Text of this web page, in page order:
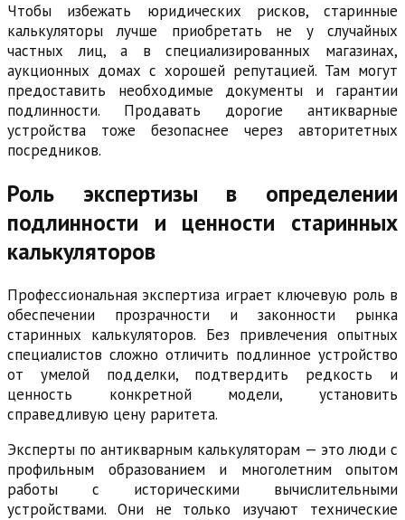
Чтобы избежать юридических рисков, старинные
калькуляторы лучше приобретать не у случайных
частных лиц, а в специализированных магазинах,
аукционных домах с хорошей репутацией. Там могут
предоставить необходимые документы и гарантии
подлинности. Продавать дорогие антикварные
устройства тоже безопаснее через авторитетных
посредников.
Роль экспертизы в определении
подлинности и ценности старинных
калькуляторов
Профессиональная экспертиза играет ключевую роль в
обеспечении прозрачности и законности рынка
старинных калькуляторов. Без привлечения опытных
специалистов сложно отличить подлинное устройство
от умелой подделки, подтвердить редкость и
ценность конкретной модели, установить
справедливую цену раритета.
Эксперты по антикварным калькуляторам — это люди с
профильным образованием и многолетним опытом
работы с историческими вычислительными
устройствами. Они не только изучают технические